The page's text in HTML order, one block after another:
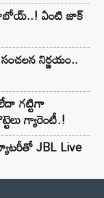
బాబోయ్..! ఏంటి జాక్
నిర్ణయం..
గట్టిగా
గ్యారెంటీ.!
JBL Live